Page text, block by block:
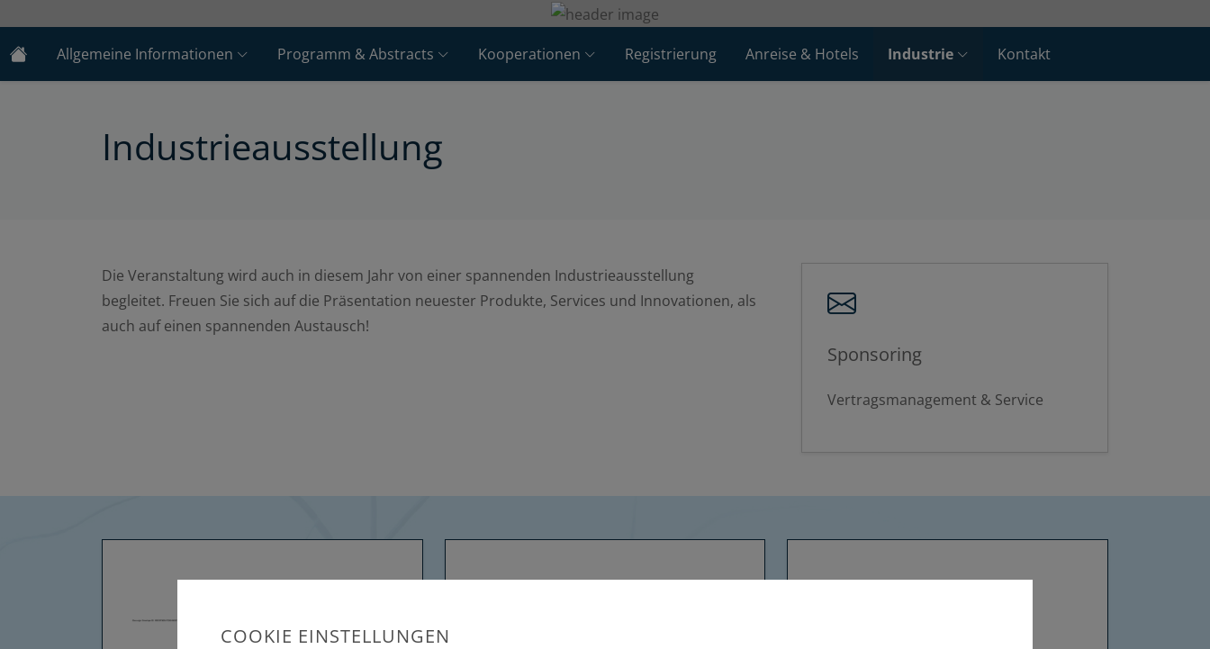
Allgemeine Informationen Programm & Abstracts Kooperationen Registrierung Anreise & Hotels Industrie Kontakt
Industrieausstellung
Die Veranstaltung wird auch in diesem Jahr von einer spannenden Industrieausstellung
begleitet. Freuen Sie sich auf die Präsentation neuester Produkte, Services und Innovationen, als
auch auf einen spannenden Austausch!
Sponsoring
Vertragsmanagement & Service
COOKIE EINSTELLUNGEN